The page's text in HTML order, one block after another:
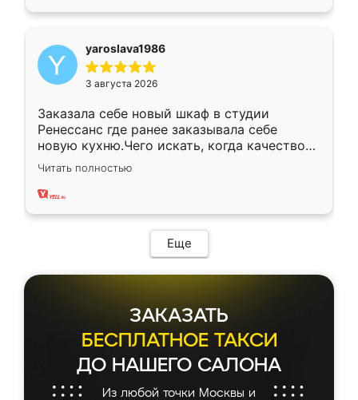
yaroslava1986
3 августа 2026
Заказала себе новый шкаф в студии
Ренессанс где ранее заказывала себе
новую кухню.Чего искать, когда качеством
вполне довольна. Служит кухня уже почти
два года, нареканий нет.
Читать полностью
Еще
ЗАКАЗАТЬ
БЕСПЛАТНОЕ ТАКСИ
ДО НАШЕГО САЛОНА
Из любой точки Москвы и